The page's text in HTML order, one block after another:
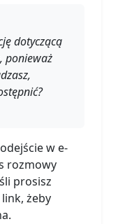
dotyczącą
ponieważ
w e-
rozmowy
prosisz
żeby